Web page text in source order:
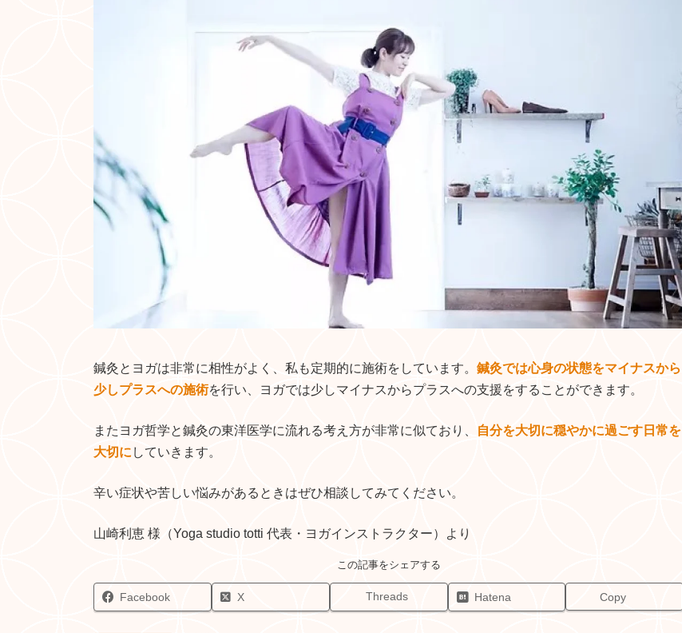
鍼灸とヨガは非常に相性がよく、私も定期的に施術をしています。 鍼灸では心身の状態をマイナスから
少しプラスへの施術を行い、ヨガでは少しマイナスからプラスへの支援をすることができます。
またヨガ哲学と鍼灸の東洋医学に流れる考え方が非常に似ており、
自分を大切に穏やかに過ごす日常を
大切に していきます。
辛い症状や苦しい悩みがあるときはぜひ相談してみてください。
山崎利恵 様（Yoga studio totti 代表・ヨガインストラクター）より
Facebook X Threads Hatena Copy